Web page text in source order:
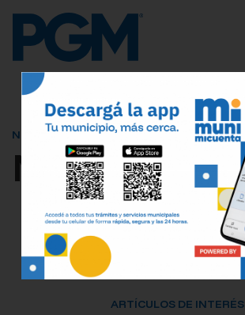
NOVEDADES
Novedades
ARTÍCULOS DE INTERÉS